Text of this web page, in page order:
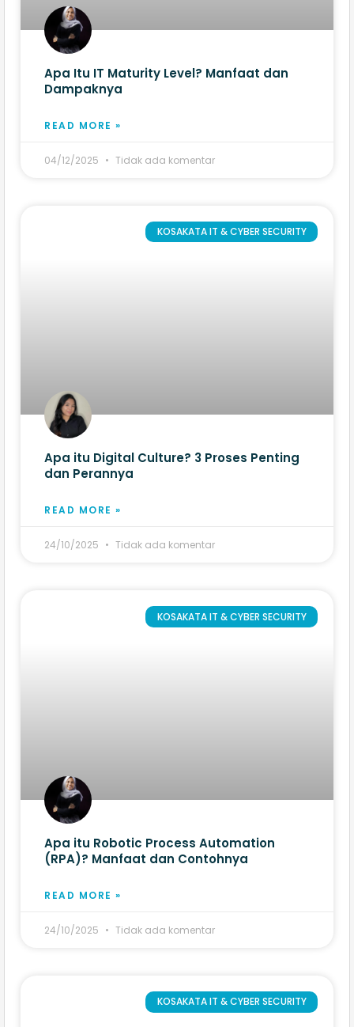
Apa Itu IT Maturity Level? Manfaat dan
Dampaknya
READ MORE »
04/12/2025 Tidak ada komentar
KOSAKATA IT & CYBER SECURITY
Apa itu Digital Culture? 3 Proses Penting
dan Perannya
READ MORE »
24/10/2025 Tidak ada komentar
KOSAKATA IT & CYBER SECURITY
Apa itu Robotic Process Automation
(RPA)? Manfaat dan Contohnya
READ MORE »
24/10/2025 Tidak ada komentar
KOSAKATA IT & CYBER SECURITY